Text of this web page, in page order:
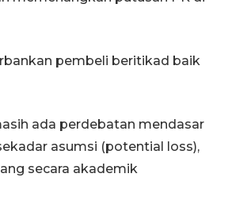
pembeli beritikad baik
ada perdebatan mendasar
asumsi (potential loss),
secara akademik